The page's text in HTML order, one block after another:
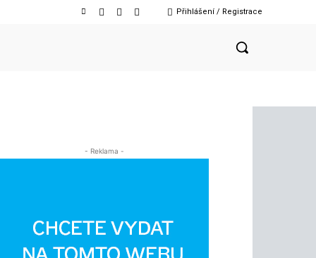
Přihlášení / Registrace
- Reklama -